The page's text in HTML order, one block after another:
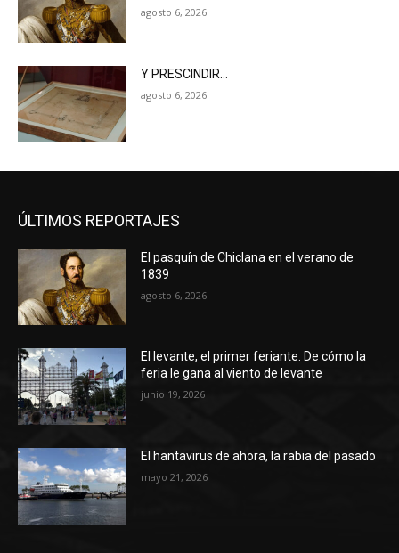
agosto 6, 2026
Y PRESCINDIR…
agosto 6, 2026
ÚLTIMOS REPORTAJES
El pasquín de Chiclana en el verano de
1839
agosto 6, 2026
El levante, el primer feriante. De cómo la
feria le gana al viento de levante
junio 19, 2026
El hantavirus de ahora, la rabia del pasado
mayo 21, 2026